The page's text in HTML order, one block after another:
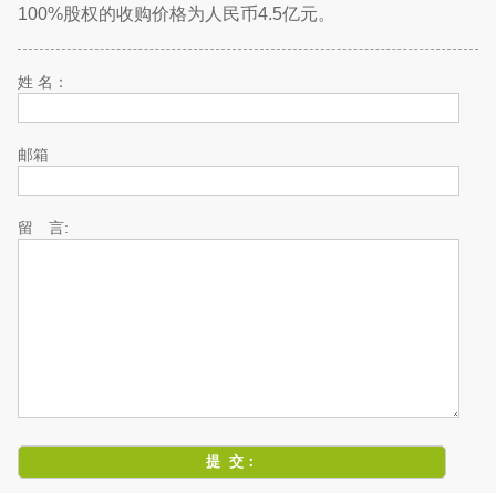
100%股权的收购价格为人民币4.5亿元。
姓 名：
邮箱
留 言: